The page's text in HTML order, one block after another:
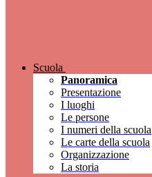
Scuola
Panoramica
Presentazione
I luoghi
Le persone
I numeri della scuola
Le carte della scuola
Organizzazione
La storia